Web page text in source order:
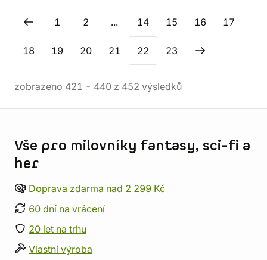
1 2 ... 14 15 16 17
18 19 20 21 22 23
zobrazeno 421 - 440 z 452 výsledků
Vše pro milovníky fantasy, sci-fi a
her
Doprava zdarma nad 2 299 Kč
60 dní na vrácení
20 let na trhu
Vlastní výroba